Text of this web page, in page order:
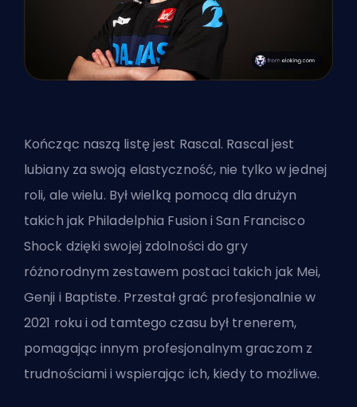
Kończąc naszą listę jest Rascal. Rascal jest
lubiany za swoją elastyczność, nie tylko w jednej
roli, ale wielu. Był wielką pomocą dla drużyn
takich jak Philadelphia Fusion i San Francisco
Shock dzięki swojej zdolności do gry
różnorodnym zestawem postaci takich jak Mei,
Genji i Baptiste. Przestał grać profesjonalnie w
2021 roku i od tamtego czasu był trenerem,
pomagając innym profesjonalnym graczom z
trudnościami i wspierając ich, kiedy to możliwe.